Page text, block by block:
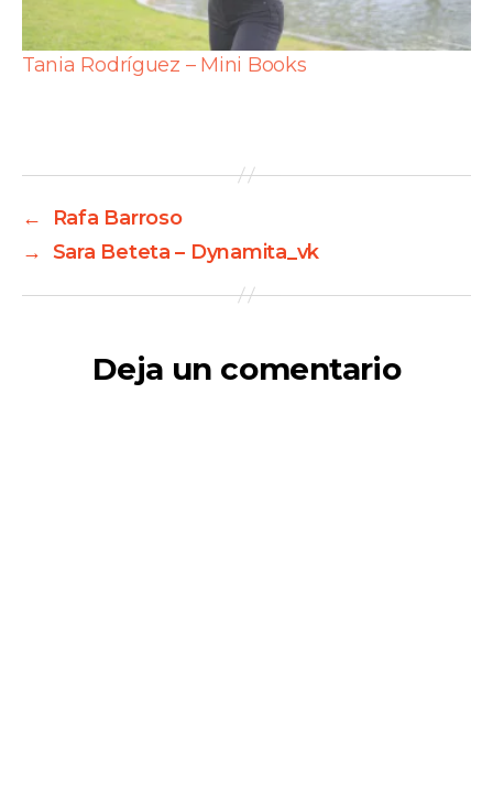
Tania Rodríguez – Mini Books
←
Rafa Barroso
→ Sara Beteta – Dynamita_vk
Deja un comentario